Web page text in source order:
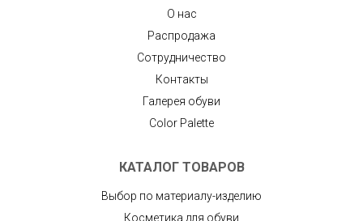
О нас
Распродажа
Сотрудничество
Контакты
Галерея обуви
Color Palette
КАТАЛОГ ТОВАРОВ
Выбор по материалу-изделию
Косметика для обуви